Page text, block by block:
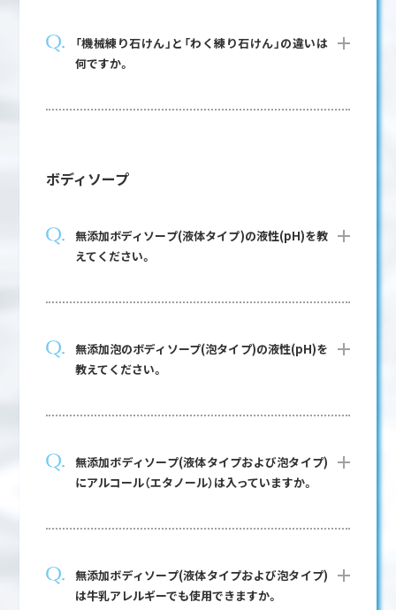
「機械練り石けん」と「わく練り石けん」の違いは
何ですか。
ボディソープ
無添加ボディソープ(液体タイプ)の液性(pH)を教
えてください。
無添加泡のボディソープ(泡タイプ)の液性(pH)を
教えてください。
無添加ボディソープ(液体タイプおよび泡タイプ)
にアルコール（エタノール）は入っていますか。
無添加ボディソープ(液体タイプおよび泡タイプ)
は牛乳アレルギーでも使用できますか。